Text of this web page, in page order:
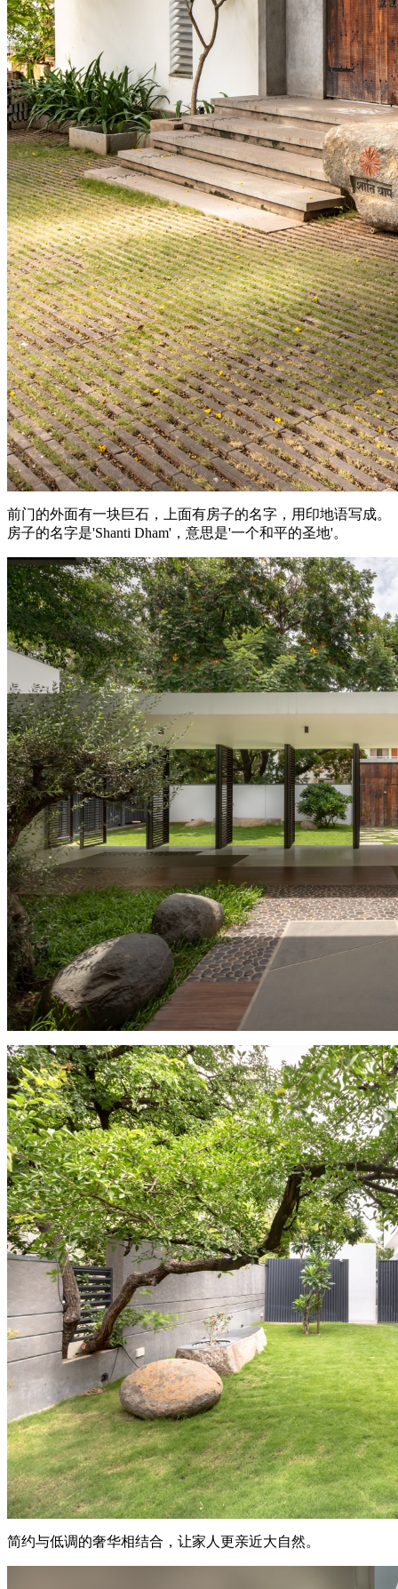
前门的外面有一块巨石，上面有房子的名字，用印地语写成。
房子的名字是'Shanti Dham'，意思是'一个和平的圣地'。
简约与低调的奢华相结合，让家人更亲近大自然。